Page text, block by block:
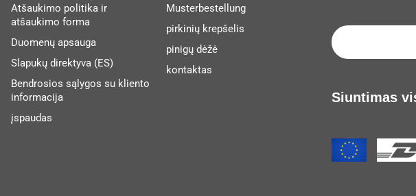
Atšaukimo politika ir
atšaukimo forma
Duomenų apsauga
Slapukų direktyva (ES)
Bendrosios sąlygos su kliento
informacija
įspaudas
Musterbestellung
pirkinių krepšelis
pinigų dėžė
kontaktas
Siuntimas